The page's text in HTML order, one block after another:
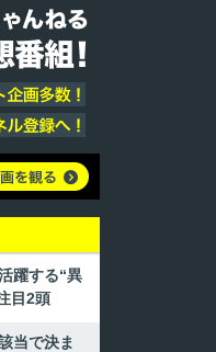
躍する“異
目2頭
当で決ま